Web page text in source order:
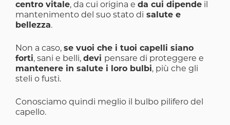
centro vitale, da cui origina e da cui dipende il
mantenimento del suo stato di salute e
bellezza.
Non a caso, se vuoi che i tuoi capelli siano
forti, sani e belli, devi pensare di proteggere e
mantenere in salute i loro bulbi, più che gli
steli o fusti.
Conosciamo quindi meglio il bulbo pilifero del
capello.